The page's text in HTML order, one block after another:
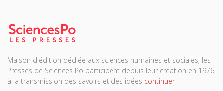
Maison d'édition dédiée aux sciences humaines et sociales, les
Presses de Sciences Po participent depuis leur création en 1976
à la transmission des savoirs et des idées continuer